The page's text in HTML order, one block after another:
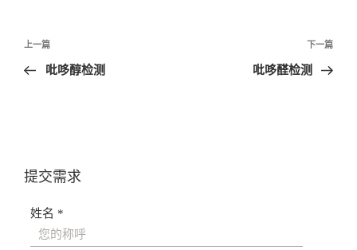
文
章
上一篇
吡哆醇检测
下一篇
吡哆醛检测
提交需求
姓名 *